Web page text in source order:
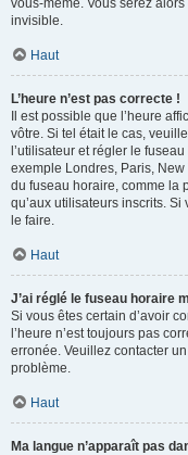
vous-même. Vous serez
invisible.
Haut
L’heure n’est pas correcte !
Il est possible que l’heure
vôtre. Si tel était le cas,
l’utilisateur et régler le
exemple Londres, Paris,
du fuseau horaire, comme la
qu’aux utilisateurs inscrits. Si
le faire.
Haut
J’ai réglé le fuseau horaire
Si vous êtes certain d’avoir
l’heure n’est toujours pas
erronée. Veuillez contacter
problème.
Haut
Ma langue n’apparaît pas